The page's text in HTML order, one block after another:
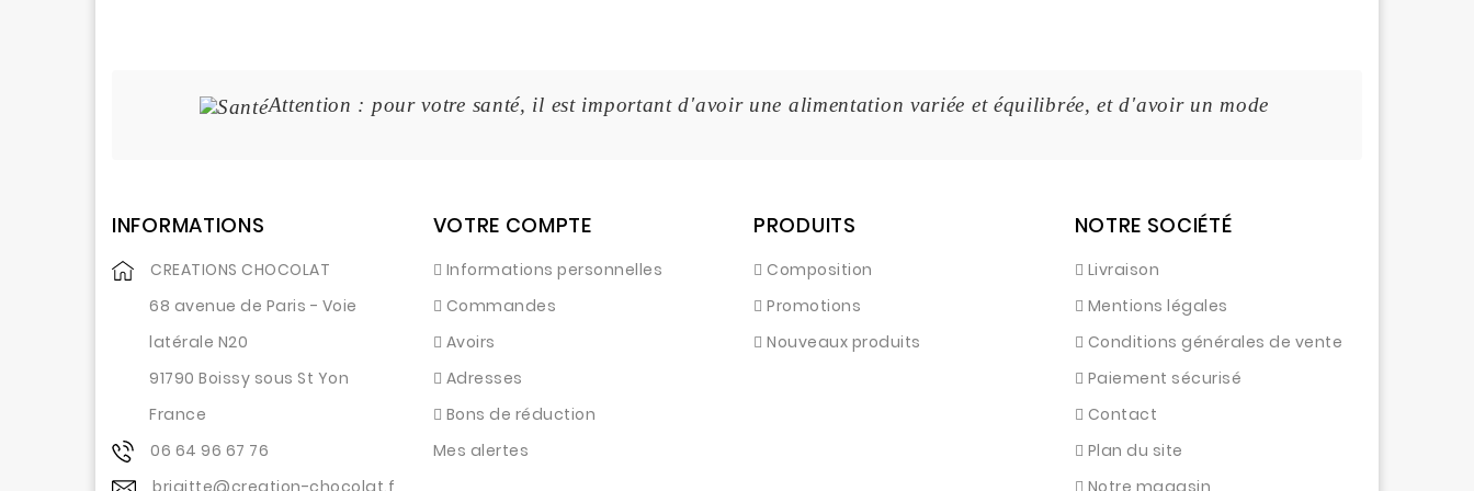
Attention : pour votre santé, il est important d'avoir une alimentation variée et équilibrée, et d'avoir un mode de vie sain.
INFORMATIONS
CREATIONS CHOCOLAT
68 avenue de Paris - Voie
latérale N20
91790 Boissy sous St Yon
France
06 64 96 67 76
brigitte@creation-chocolat.f
VOTRE COMPTE
Informations personnelles
Commandes
Avoirs
Adresses
Bons de réduction
Mes alertes
PRODUITS
Composition
Promotions
Nouveaux produits
NOTRE SOCIÉTÉ
Livraison
Mentions légales
Conditions générales de vente
Paiement sécurisé
Contact
Plan du site
Notre magasin